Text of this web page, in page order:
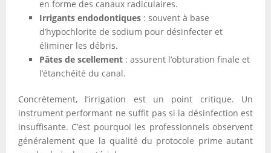
en forme des canaux radiculaires.
Irrigants endodontiques : souvent à base
d’hypochlorite de sodium pour désinfecter et
éliminer les débris.
Pâtes de scellement : assurent l’obturation finale et
l’étanchéité du canal.
Concrètement, l’irrigation est un point critique. Un
instrument performant ne suffit pas si la désinfection est
insuffisante. C’est pourquoi les professionnels observent
généralement que la qualité du protocole prime autant